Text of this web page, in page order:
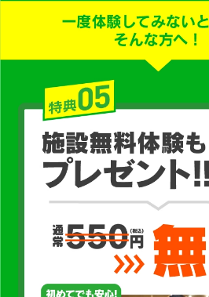
8. AIカメラ等の利用について
上、施設運営の改善、不正利用の防止
目的として、施設内にAIカメラ等を設
AIカメラ等により取得した映像、画像
の目的で利用することがあります。
・施設内の混雑状況の把握および可視化
・利用エリア、滞在時間、動線、利
・事故、トラブル、迷惑行為、不正利
よび対応
・サービス品質、施設レイアウト、マ
置、プログラム内容等の改善
・施設利用者の利便性向上
・AI解析、機械学習、AIモデルの構築